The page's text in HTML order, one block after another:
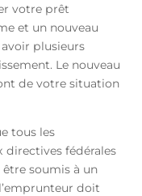
votre prêt
et un nouveau
plusieurs
Le nouveau
de votre situation
tous les
fédérales
soumis à un
doit